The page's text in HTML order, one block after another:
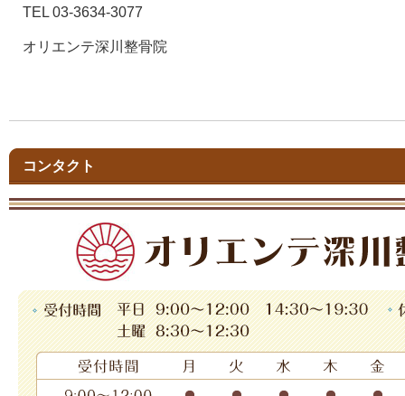
TEL 03-3634-3077
オリエンテ深川整骨院
コンタクト